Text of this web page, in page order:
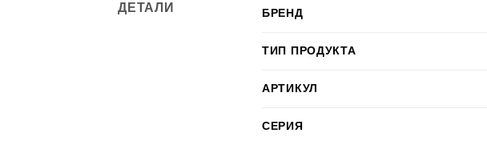
ДЕТАЛИ БРЕНД
ТИП ПРОДУКТА
АРТИКУЛ
СЕРИЯ